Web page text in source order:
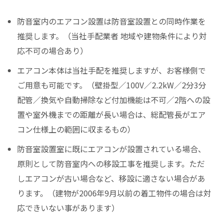
防音室内のエアコン設置は防音室設置との同時作業を
推奨します。（当社手配業者 地域や建物条件により対
応不可の場合あり）
エアコン本体は当社手配を推奨しますが、お客様側で
ご用意も可能です。（壁掛型／100V／2.2kW／2分3分
配管／換気や自動掃除など付加機能は不可／2階への設
置や室外機までの距離が長い場合は、総配管長がエア
コン仕様上の範囲に収まるもの）
防音室設置室に既にエアコンが設置されている場合、
原則として防音室内への移設工事を推奨します。ただ
しエアコンが古い場合など、移設に適さない場合があ
ります。（建物が2006年9月以前の着工物件の場合は対
応できいない事があります）